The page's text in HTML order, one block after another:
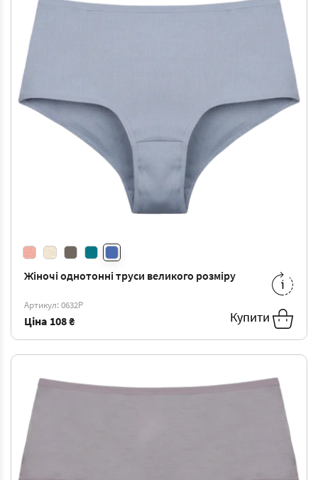
Жіночі однотонні труси великого розміру
Артикул: 0632P
Ціна 108 ₴ Купити
M - 108 ₴ L - 114 ₴
XXL